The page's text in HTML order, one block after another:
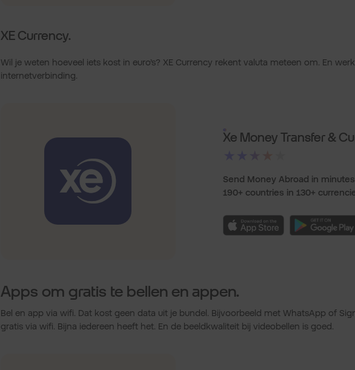
XE Currency.
Wil je weten hoeveel iets kost in euro’s? XE Currency rekent valuta meteen om. En
internetverbinding.
Xe Money Transfer &
Send Money Abroad in
190+ countries in 130+
Apps om gratis te bellen en appen.
Bel en app via wifi. Dat kost geen data uit je bundel. Bijvoorbeeld met WhatsApp of
gratis via wifi. Bijna iedereen heeft het. En de beeldkwaliteit bij videobellen is goed.